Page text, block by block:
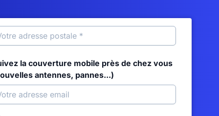
la couverture mobile près de chez vous
antennes, pannes...)